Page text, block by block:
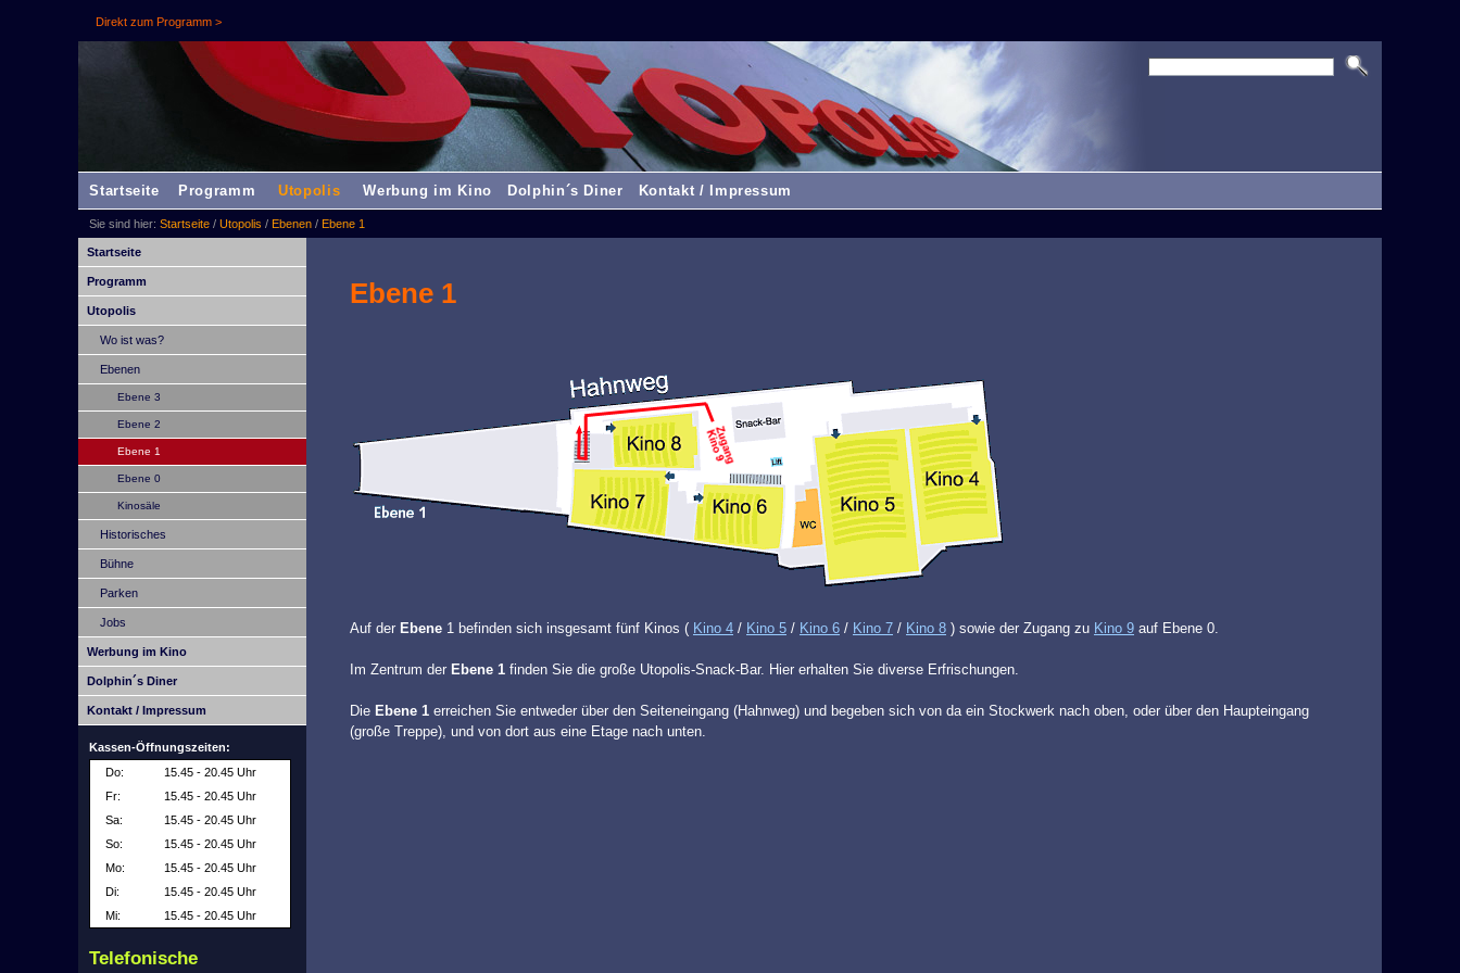
Direkt zum Programm >
Startseite Programm Utopolis Werbung im Kino Dolphin´s Diner Kontakt / Impressum
Sie sind hier: Startseite / Utopolis / Ebenen / Ebene 1
Startseite
Programm
Utopolis
Wo ist was?
Ebenen
Ebene 3
Ebene 2
Ebene 1
Ebene 0
Kinosäle
Historisches
Bühne
Parken
Jobs
Werbung im Kino
Dolphin´s Diner
Kontakt / Impressum
Kassen-Öffnungszeiten:
Do:
15.45 - 20.45 Uhr
Fr:
15.45 - 20.45 Uhr
Sa:
15.45 - 20.45 Uhr
So:
15.45 - 20.45 Uhr
Mo:
15.45 - 20.45 Uhr
Di:
15.45 - 20.45 Uhr
Mi:
15.45 - 20.45 Uhr
Telefonische
Ebene 1
Auf der Ebene 1 befinden sich insgesamt fünf Kinos ( Kino 4 / Kino 5 / Kino 6 / Kino 7 / Kino 8 ) sowie der Zugang zu Kino 9 auf Ebene 0.
Im Zentrum der Ebene 1 finden Sie die große Utopolis-Snack-Bar. Hier erhalten Sie diverse Erfrischungen.
Die Ebene 1 erreichen Sie entweder über den Seiteneingang (Hahnweg) und begeben sich von da ein Stockwerk nach oben, oder über den Haupteingang
(große Treppe), und von dort aus eine Etage nach unten.